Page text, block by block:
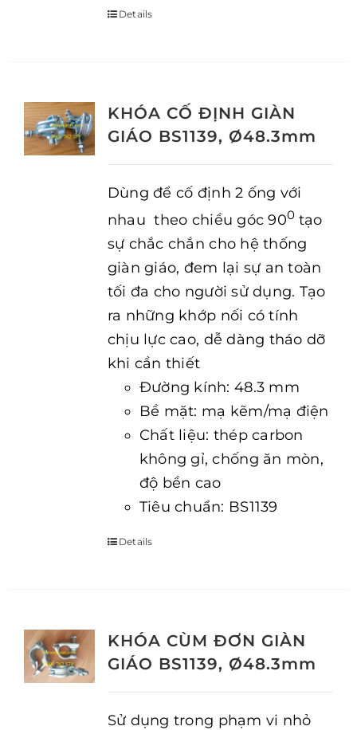
Details
KHÓA CỐ ĐỊNH GIÀN
GIÁO BS1139, Ø48.3mm
Dùng để cố định 2 ống với
nhau theo chiều góc 900 tạo
sự chắc chắn cho hệ thống
giàn giáo, đem lại sự an toàn
tối đa cho người sử dụng. Tạo
ra những khớp nối có tính
chịu lực cao, dễ dàng tháo dỡ
khi cần thiết
Đường kính: 48.3 mm
Bề mặt: mạ kẽm/mạ điện
Chất liệu: thép carbon
không gỉ, chống ăn mòn,
độ bền cao
Tiêu chuẩn: BS1139
Details
KHÓA CÙM ĐƠN GIÀN
GIÁO BS1139, Ø48.3mm
Sử dụng trong phạm vi nhỏ